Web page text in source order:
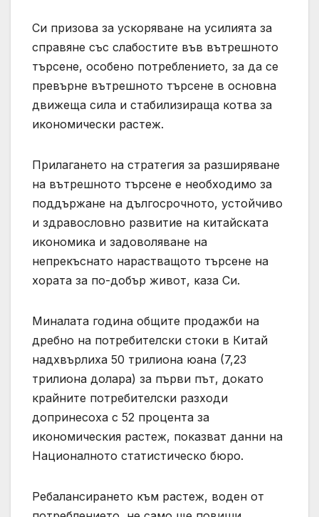
Си призова за ускоряване на усилията за
справяне със слабостите във вътрешното
търсене, особено потреблението, за да се
превърне вътрешното търсене в основна
движеща сила и стабилизираща котва за
икономически растеж.
Прилагането на стратегия за разширяване
на вътрешното търсене е необходимо за
поддържане на дългосрочното, устойчиво
и здравословно развитие на китайската
икономика и задоволяване на
непрекъснато нарастващото търсене на
хората за по-добър живот, каза Си.
Миналата година общите продажби на
дребно на потребителски стоки в Китай
надхвърлиха 50 трилиона юана (7,23
трилиона долара) за първи път, докато
крайните потребителски разходи
допринесоха с 52 процента за
икономическия растеж, показват данни на
Националното статистическо бюро.
Ребалансирането към растеж, воден от